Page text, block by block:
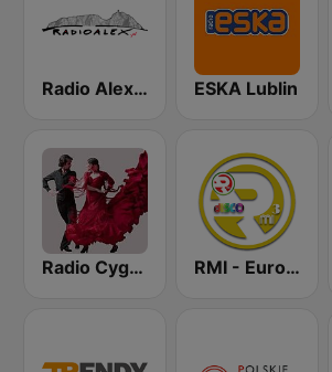
Radio Alex pl ESKA Lublin
Radio Cyganeczka RMI - Euro Disco